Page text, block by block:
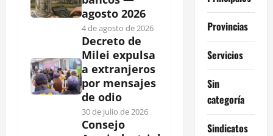
agosto 2026
4 de agosto de 2026
Decreto de
Milei expulsa
a extranjeros
por mensajes
de odio
30 de julio de 2026
Consejo
Provincias
Servicios
Sin
categoría
Sindicatos